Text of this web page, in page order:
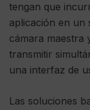
tengan que
aplicación en un
cámara maestra
transmitir
una interfaz de
Las soluciones